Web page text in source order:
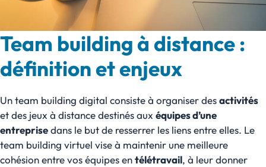
Team building à distance :
définition et enjeux
Un team building digital consiste à organiser desactivités
et des jeux à distance destinés aux équipes d’une
entreprisedans le but de resserrer les liens entre elles. Le
team building virtuel vise à maintenir une meilleure
cohésion entre vos équipes entélétravail, à leur donner